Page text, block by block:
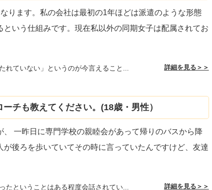
ります。私の会社は最初の1年ほどは派遣のような形態
という仕組みです。現在私以外の同期女子は配属されてお
れていない」というのが今言えること... 詳細を見る＞＞
チも教えてください。(18歳・男性）
一昨日に専門学校の親睦会があって帰りのバスから降
が後ろを歩いていてその時に言っていたんですけど、友達
たということはある程度会話されてい... 詳細を見る＞＞